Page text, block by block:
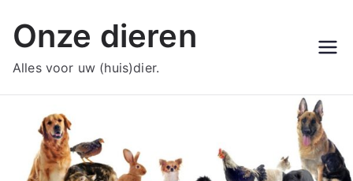
naar
inhoud
Onze dieren
Alles voor uw (huis)dier.